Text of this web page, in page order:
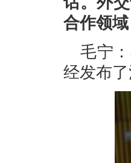
合作领域
毛宁
经发布